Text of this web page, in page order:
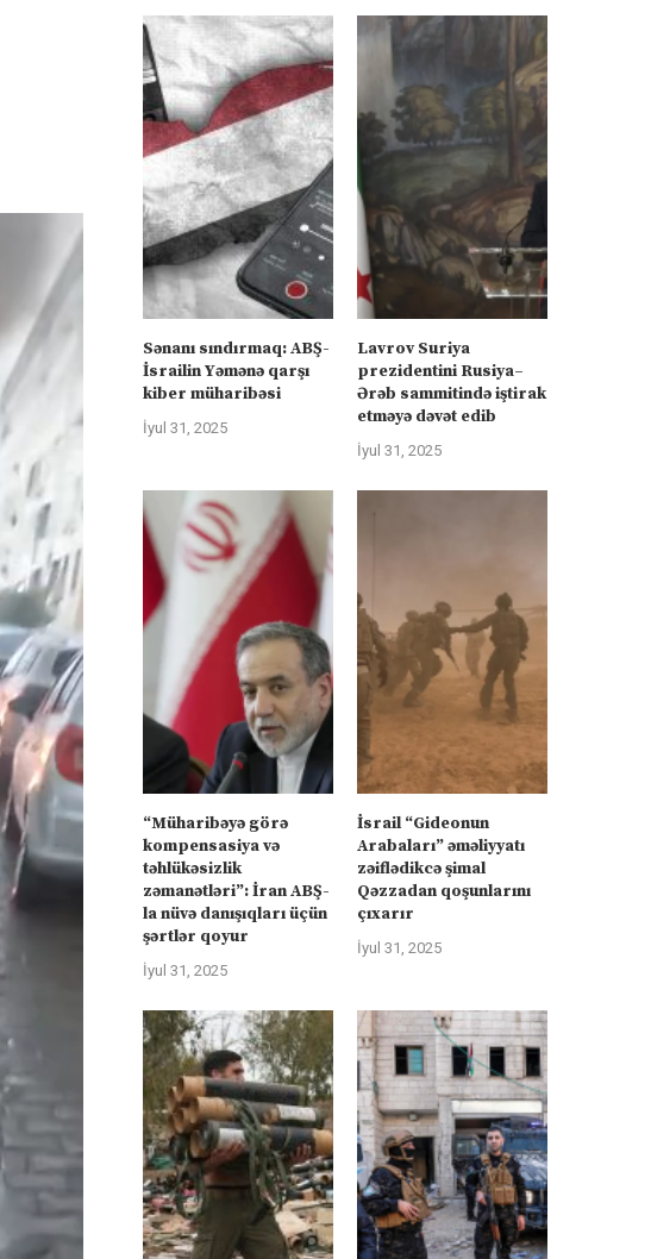
Sənanı sındırmaq: ABŞ-
İsrailin Yəmənə qarşı
kiber müharibəsi
İyul 31, 2025
Lavrov Suriya
prezidentini Rusiya–
Ərəb sammitində iştirak
etməyə dəvət edib
İyul 31, 2025
“Müharibəyə görə
kompensasiya və
təhlükəsizlik
zəmanətləri”: İran ABŞ-
la nüvə danışıqları üçün
şərtlər qoyur
İyul 31, 2025
İsrail “Gideonun
Arabaları” əməliyyatı
zəiflədikcə şimal
Qəzzadan qoşunlarını
çıxarır
İyul 31, 2025